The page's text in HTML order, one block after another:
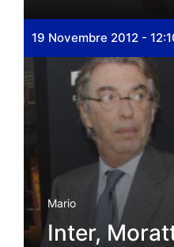
19 Novembre 2012 -
Mario
Inter,